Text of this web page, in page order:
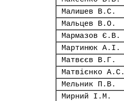
Малишев В.С.
Мальцев В.О.
Мармазов Є.В.
Мартинюк А.І.
Матвєєв В.Г.
Матвієнко А.С.
Мельник П.В.
Мирний І.М.